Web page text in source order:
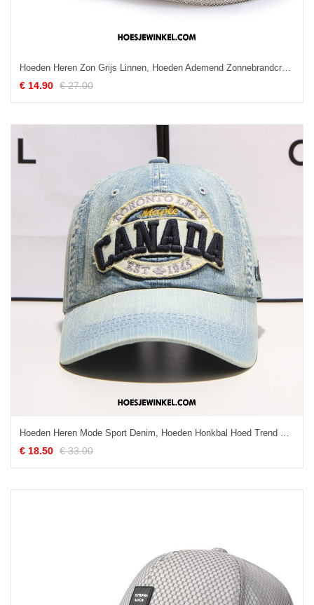
Hoeden Heren Zon Grijs Linnen, Hoeden Ademend Zonnebrandcrème
€ 14.90 € 27.00
Hoeden Heren Mode Sport Denim, Hoeden Honkbal Hoed Trend Blau Weiß
€ 18.50 € 33.00